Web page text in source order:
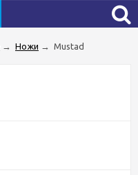
→ Ножи → Mustad